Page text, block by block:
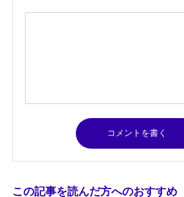
この記事を読んだ方へのおすすめ